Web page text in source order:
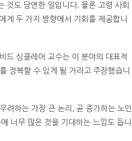
것도 당연한 일입니다. 물론 고령 사회
게 두 가지 방향에서 기회를 제공합니
드 싱클레어 교수는 이 분야의 대표적
정복할 수 있게 될 거라고 주장했습니
려하는 가장 큰 논리, 곧 증가하는 노인
너무 많은 것을 기대하는 느낌도 듭니